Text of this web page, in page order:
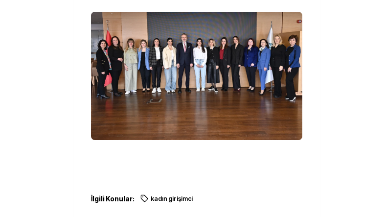
İlgili Konular: kadın girişimci